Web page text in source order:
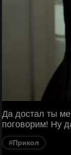
Да достал ты
поговорим! Ну
#Прикол